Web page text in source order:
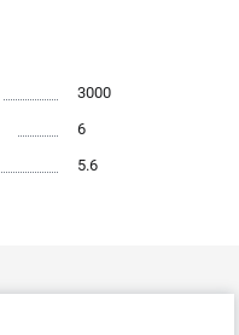
3000
6
5.6